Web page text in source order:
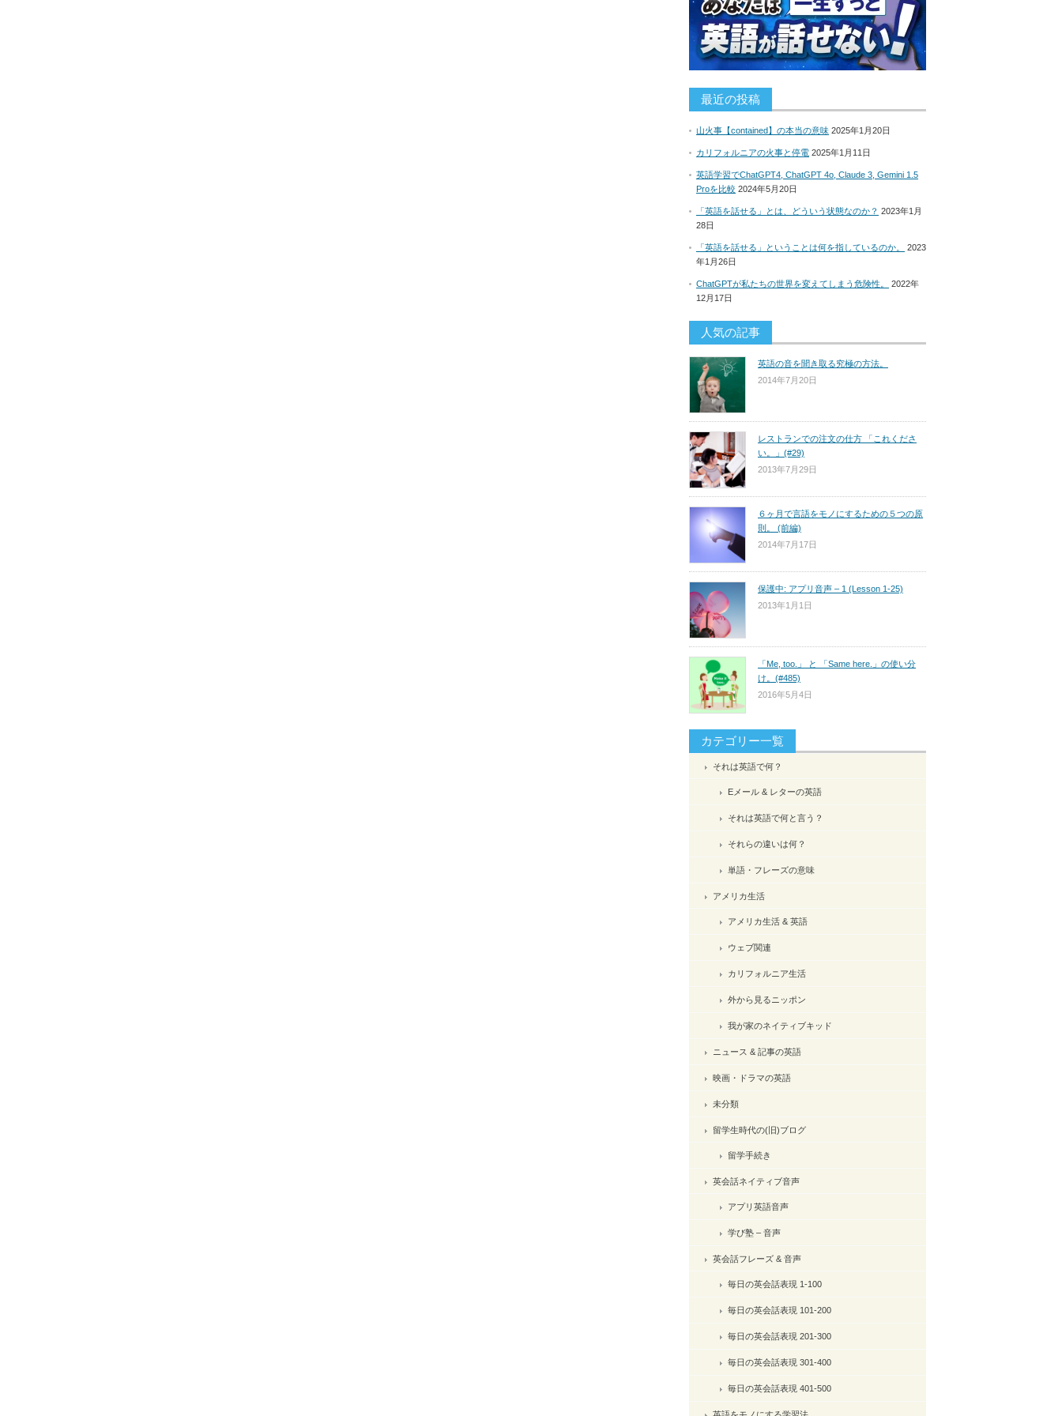
最近の投稿
山火事【contained】の本当の意味 2025年1月20日
カリフォルニアの火事と停電 2025年1月11日
英語学習でChatGPT4, ChatGPT 4o, Claude 3, Gemini 1.5
Proを比較 2024年5月20日
「英語を話せる」とは、どういう状態なのか？ 2023年1月
28日
「英語を話せる」ということは何を指しているのか。
2023
年1月26日
ChatGPTが私たちの世界を変えてしまう危険性。
2022年
12月17日
人気の記事
英語の音を聞き取る究極の方法。
2014年7月20日
レストランでの注文の仕方 「これくださ
い。」(#29)
2013年7月29日
６ヶ月で言語をモノにするための５つの原
則。 (前編)
2014年7月17日
保護中: アプリ音声 – 1 (Lesson 1-25)
2013年1月1日
「Me, too.」 と 「Same here.」の使い分
け。(#485)
2016年5月4日
カテゴリー一覧
それは英語で何？
Eメール & レターの英語
それは英語で何と言う？
それらの違いは何？
単語・フレーズの意味
アメリカ生活
アメリカ生活 & 英語
ウェブ関連
カリフォルニア生活
外から見るニッポン
我が家のネイティブキッド
ニュース & 記事の英語
映画・ドラマの英語
未分類
留学生時代の(旧)ブログ
留学手続き
英会話ネイティブ音声
アプリ英語音声
学び塾 – 音声
英会話フレーズ & 音声
毎日の英会話表現 1-100
毎日の英会話表現 101-200
毎日の英会話表現 201-300
毎日の英会話表現 301-400
毎日の英会話表現 401-500